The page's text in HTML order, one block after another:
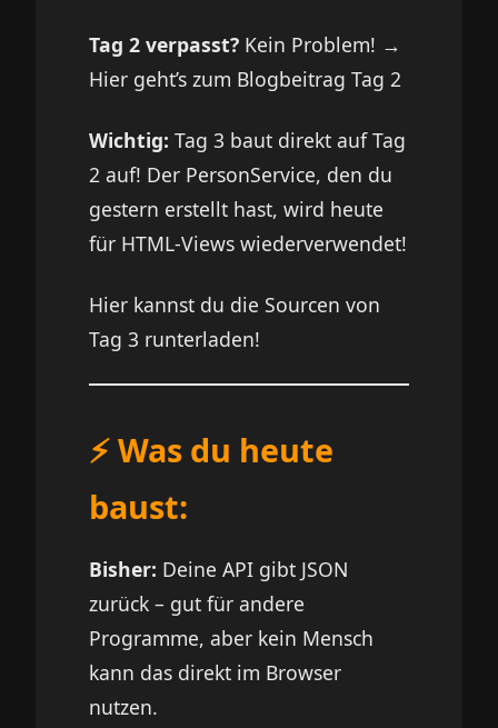
Tag 2 verpasst? Kein Problem! →
Hier geht’s zum Blogbeitrag Tag 2
Wichtig: Tag 3 baut direkt auf Tag
2 auf! Der PersonService, den du
gestern erstellt hast, wird heute
für HTML-Views wiederverwendet!
Hier kannst du die Sourcen von
Tag 3 runterladen!
⚡ Was du heute
baust:
Bisher: Deine API gibt JSON
zurück – gut für andere
Programme, aber kein Mensch
kann das direkt im Browser
nutzen.